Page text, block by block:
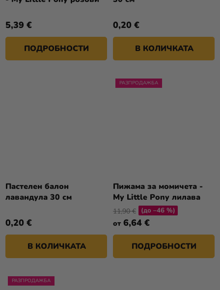
5,39 €
ПОДРОБНОСТИ
0,20 €
В КОЛИЧКАТА
Пастелен балон
лавандула 30 см
0,20 €
В КОЛИЧКАТА
РАЗПРОДАЖБА
Пижама за момичета -
My Little Pony лилава
от 6,64 €
11,90 € (до –46 %)
ПОДРОБНОСТИ
РАЗПРОДАЖБА